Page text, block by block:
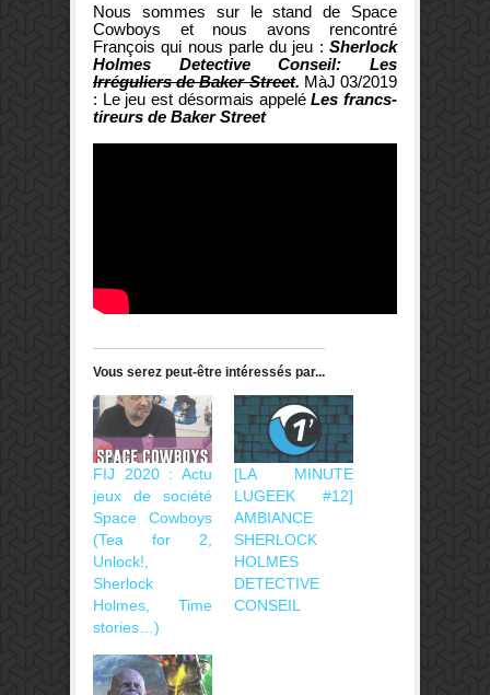
Nous sommes sur le stand de Space
Cowboys et nous avons rencontré
François qui nous parle du jeu : Sherlock
Holmes Detective Conseil: Les
Irréguliers de Baker Street. MàJ 03/2019
: Le jeu est désormais appeléLes francs-
tireurs de Baker Street
Vous serez peut-être intéressés par...
FIJ 2020 : Actu
jeux de société
Space Cowboys
(Tea for 2,
Unlock!,
Sherlock
Holmes, Time
stories…)
[LA MINUTE
LUGEEK #12]
AMBIANCE
SHERLOCK
HOLMES
DETECTIVE
CONSEIL